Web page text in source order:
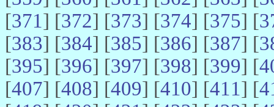
[371] [372] [373] [374] [375] [
[383] [384] [385] [386] [387] [
[395] [396] [397] [398] [399] [
[407] [408] [409] [410] [411] [